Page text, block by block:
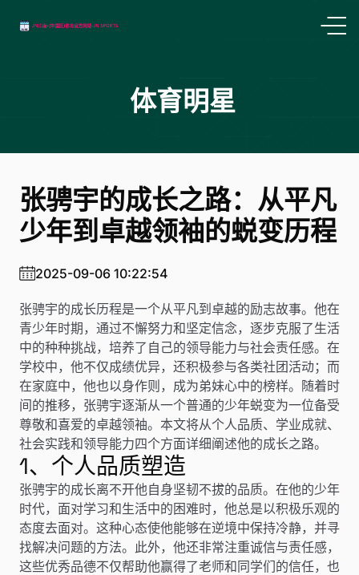
体育明星
张骋宇的成长之路：从平凡
少年到卓越领袖的蜕变历程
2025-09-06 10:22:54
张骋宇的成长历程是一个从平凡到卓越的励志故事。他在
青少年时期，通过不懈努力和坚定信念，逐步克服了生活
中的种种挑战，培养了自己的领导能力与社会责任感。在
学校中，他不仅成绩优异，还积极参与各类社团活动；而
在家庭中，他也以身作则，成为弟妹心中的榜样。随着时
间的推移，张骋宇逐渐从一个普通的少年蜕变为一位备受
尊敬和喜爱的卓越领袖。本文将从个人品质、学业成就、
社会实践和领导能力四个方面详细阐述他的成长之路。
1、个人品质塑造
张骋宇的成长离不开他自身坚韧不拔的品质。在他的少年
时代，面对学习和生活中的困难时，他总是以积极乐观的
态度去面对。这种心态使他能够在逆境中保持冷静，并寻
找解决问题的方法。此外，他还非常注重诚信与责任感，
这些优秀品德不仅帮助他赢得了老师和同学们的信任，也